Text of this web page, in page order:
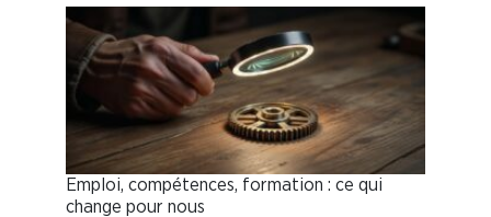
Emploi, compétences, formation : ce qui
change pour nous